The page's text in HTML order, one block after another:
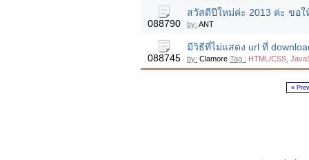
088790
สวัสดีปีใหม่ค่ะ 2013 ค่ะ ขอใ
by: ANT
088745
มีวิธีที่ไม่แสดง url ที่
by: Clamore Tag : HTML/CSS,
«